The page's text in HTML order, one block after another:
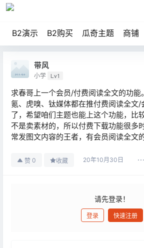
B2演示 B2购买 瓜奇主题 商铺
带风
小学 Lv1
求春哥上一个会员/付费阅读全文的功
氪、虎嗅、钛媒体都在推付费阅读全文
了，希望咱们主题也能上这个功能，比
不是卖素材的，所以付费下载功能很多
常发图文内容的王者，有会员阅读全文
赞 0 收藏 20年10月30日
请先登录！
登录 快速注册